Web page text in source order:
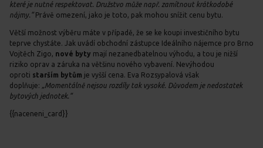
které je nutné respektovat. Družstvo může např. zamítnout krátkodobé
nájmy.“Právě omezení, jako je toto, pak mohou snížit cenu bytu.
Větší možnost výběru máte v případě, že se ke koupi investičního bytu
teprve chystáte. Jak uvádí obchodní zástupce Ideálního nájemce pro Brno
Vojtěch Zigo, nové byty mají nezanedbatelnou výhodu, a tou je nižší
riziko oprav a záruka na většinu nového vybavení. Nevýhodou
oproti starším bytům je vyšší cena. Eva Rozsypalová však
doplňuje: „Momentálně nejsou rozdíly tak vysoké. Důvodem je nedostatek
bytových jednotek.“
{{naceneni_card}}